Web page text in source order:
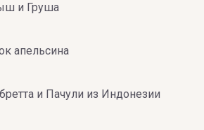
и Груша
апельсина
и Пачули из Индонезии